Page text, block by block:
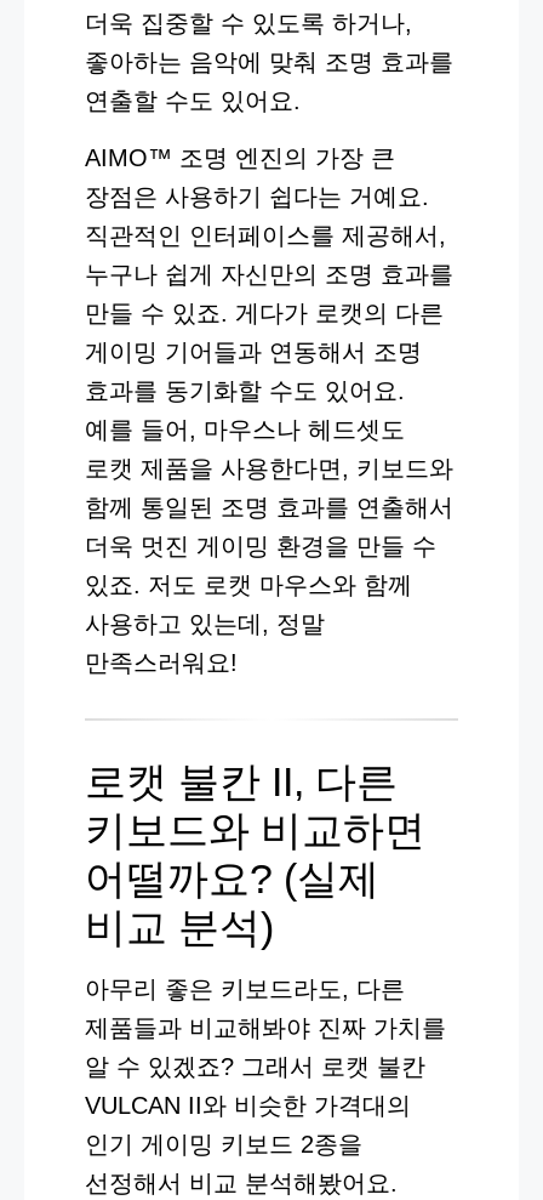
더욱 집중할 수 있도록 하거나,
좋아하는 음악에 맞춰 조명 효과를
연출할 수도 있어요.
AIMO™ 조명 엔진의 가장 큰
장점은 사용하기 쉽다는 거예요.
직관적인 인터페이스를 제공해서,
누구나 쉽게 자신만의 조명 효과를
만들 수 있죠. 게다가 로캣의 다른
게이밍 기어들과 연동해서 조명
효과를 동기화할 수도 있어요.
예를 들어, 마우스나 헤드셋도
로캣 제품을 사용한다면, 키보드와
함께 통일된 조명 효과를 연출해서
더욱 멋진 게이밍 환경을 만들 수
있죠. 저도 로캣 마우스와 함께
사용하고 있는데, 정말
만족스러워요!
로캣 불칸 II, 다른
키보드와 비교하면
어떨까요? (실제
비교 분석)
아무리 좋은 키보드라도, 다른
제품들과 비교해봐야 진짜 가치를
알 수 있겠죠? 그래서 로캣 불칸
VULCAN II와 비슷한 가격대의
인기 게이밍 키보드 2종을
선정해서 비교 분석해봤어요.